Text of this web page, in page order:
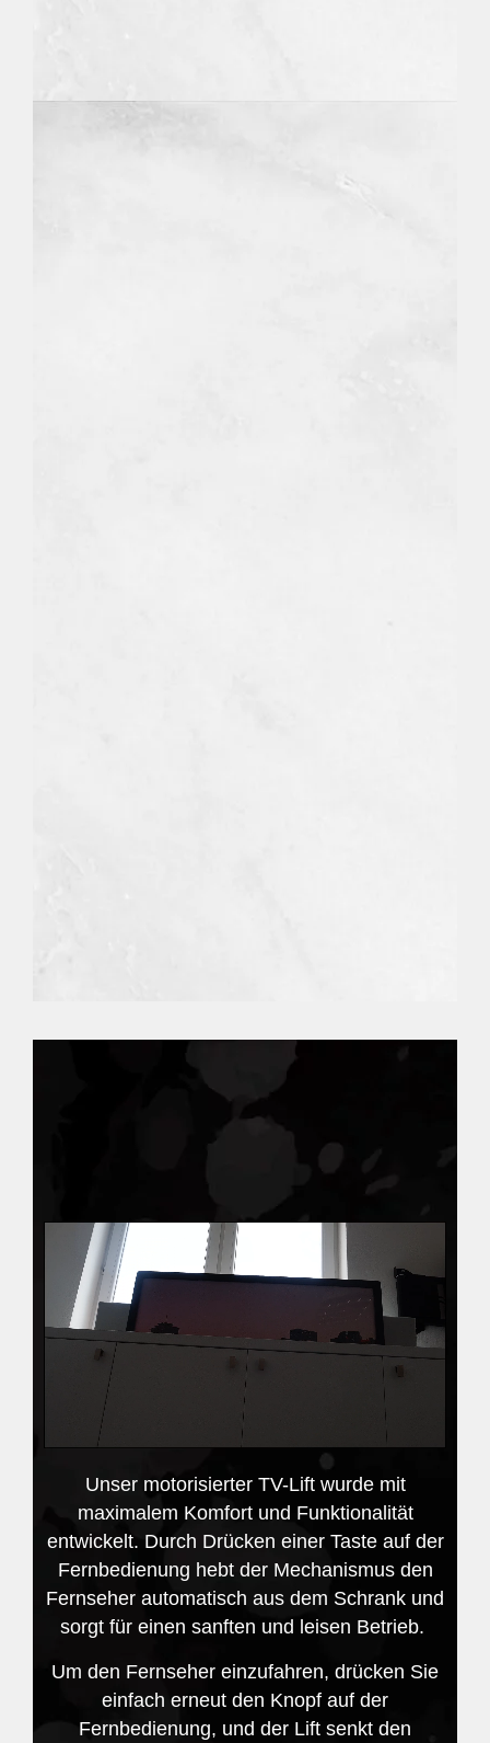
Unser motorisierter TV-Lift wurde mit
maximalem Komfort und Funktionalität
entwickelt. Durch Drücken einer Taste auf der
Fernbedienung hebt der Mechanismus den
Fernseher automatisch aus dem Schrank und
sorgt für einen sanften und leisen Betrieb.
Um den Fernseher einzufahren, drücken Sie
einfach erneut den Knopf auf der
Fernbedienung, und der Lift senkt den